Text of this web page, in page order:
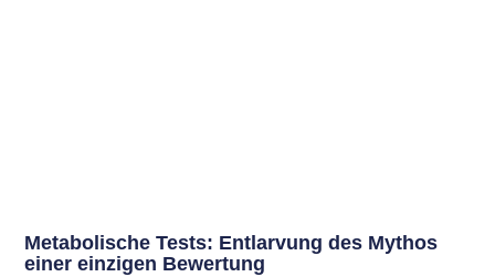
Metabolische Tests: Entlarvung des Mythos
einer einzigen Bewertung